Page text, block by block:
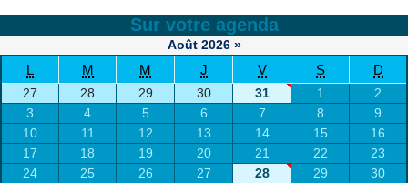
Sur votre agenda
Août 2026 »
L M M J V S D
27 28 29 30 31 1
2
3
4 5 6 7 8
9
10
11 12 13 14 15
16
17
18 19 20 21 22
23
24
25 26 27 28 29
30